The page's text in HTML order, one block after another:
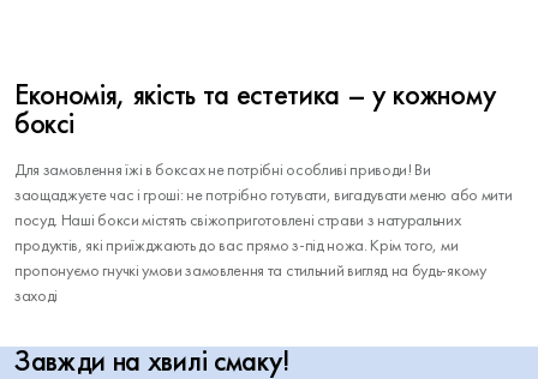
Економія, якість та естетика – у кожному
боксі
Для замовлення їжі в боксах не потрібні особливі приводи! Ви
заощаджуєте час і гроші: не потрібно готувати, вигадувати меню або мити
посуд. Наші бокси містять свіжоприготовлені страви з натуральних
продуктів, які приїжджають до вас прямо з-під ножа. Крім того, ми
пропонуємо гнучкі умови замовлення та стильний вигляд на будь-якому
заході
Завжди на хвилі смаку!